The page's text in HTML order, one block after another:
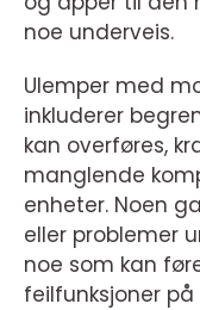
noe underveis.
Ulemper med
inkluderer
kan overføres,
manglende
enheter. Noen
eller problemer
noe som kan
feilfunksjoner